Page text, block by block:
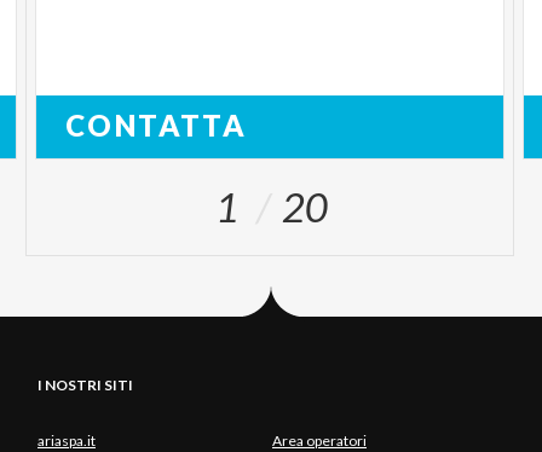
CONTATTA
1 20
I NOSTRI SITI
ariaspa.it Area operatori